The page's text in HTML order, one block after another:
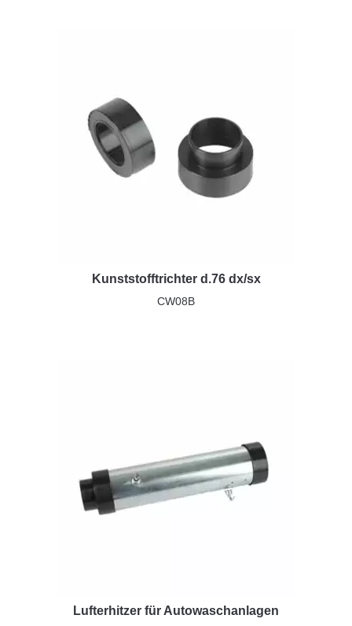
Kunststofftrichter d.76 dx/sx
CW08B
Lufterhitzer für Autowaschanlagen